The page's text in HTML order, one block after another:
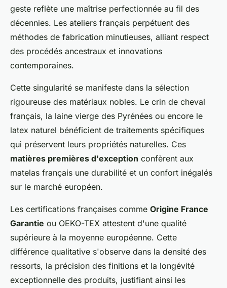
geste reflète une maîtrise perfectionnée au fil des
décennies. Les ateliers français perpétuent des
méthodes de fabrication minutieuses, alliant respect
des procédés ancestraux et innovations
contemporaines.
Cette singularité se manifeste dans la sélection
rigoureuse des matériaux nobles. Le crin de cheval
français, la laine vierge des Pyrénées ou encore le
latex naturel bénéficient de traitements spécifiques
qui préservent leurs propriétés naturelles. Ces
matières premières d'exception confèrent aux
matelas français une durabilité et un confort inégalés
sur le marché européen.
Les certifications françaises comme Origine France
Garantie ou OEKO-TEX attestent d'une qualité
supérieure à la moyenne européenne. Cette
différence qualitative s'observe dans la densité des
ressorts, la précision des finitions et la longévité
exceptionnelle des produits, justifiant ainsi les